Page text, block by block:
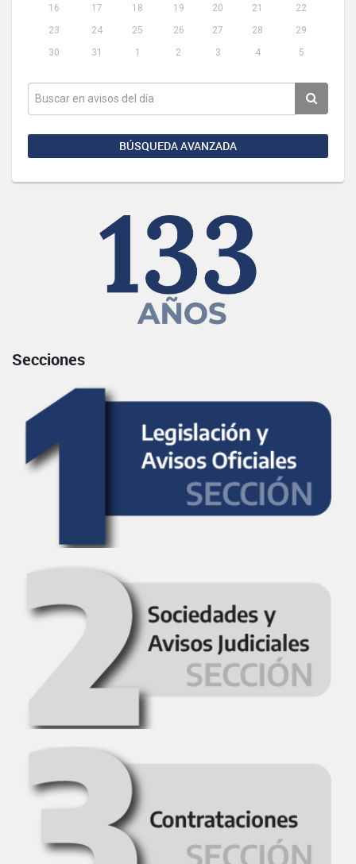
16
17 18 19 20 21
22
23
24 25 26 27 28
29
30
31 1 2 3 4 5
BÚSQUEDA AVANZADA
Secciones